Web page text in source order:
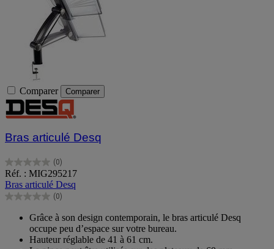
Comparer Comparer
Bras articulé Desq
(0)
0.0
sur
5
étoiles.
Réf. : MIG295217
Bras articulé Desq
(0)
0.0
étoiles.
Grâce à son design contemporain, le bras articulé Desq
occupe peu d’espace sur votre bureau.
Hauteur réglable de 41 à 61 cm.